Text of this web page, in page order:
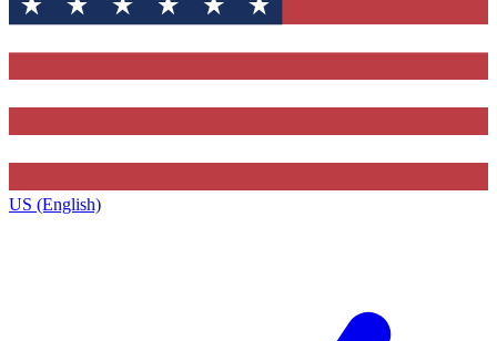
US (English)